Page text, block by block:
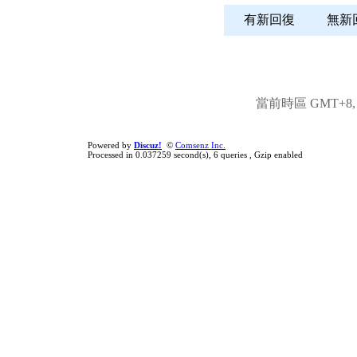
有新回復 無
當前時區 GMT+8,
Powered by Discuz! © Comsenz Inc.
Processed in 0.037259 second(s), 6 queries , Gzip enabled